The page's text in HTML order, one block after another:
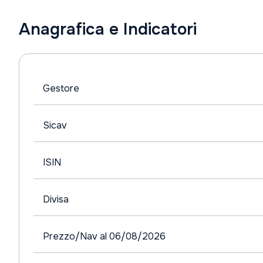
Anagrafica e Indicatori
Gestore
Sicav
ISIN
Divisa
Prezzo/Nav al 06/08/2026